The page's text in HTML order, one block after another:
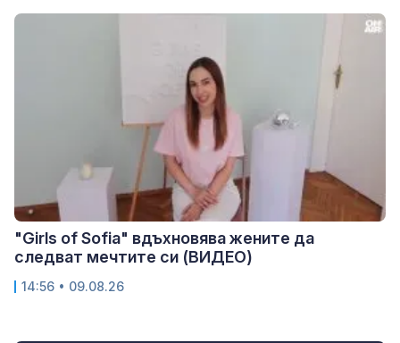
"Girls of Sofia" вдъхновява жените да
следват мечтите си (ВИДЕО)
14:56 • 09.08.26